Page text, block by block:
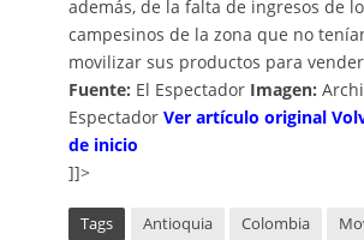
además, de la falta de ingresos de
campesinos de la zona que no
movilizar sus productos para
Fuente: El Espectador Imagen:
Espectador Ver artículo original
de inicio
]]>
Tags Antioquia Colombia